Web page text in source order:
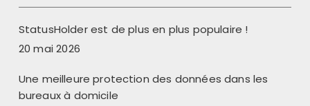
StatusHolder est de plus en plus populaire !
20 mai 2026
Une meilleure protection des données dans les
bureaux à domicile